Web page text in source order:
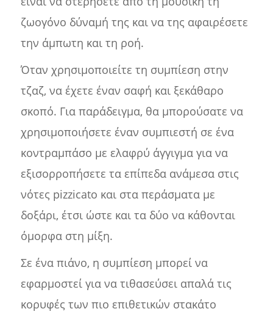
ζωογόνο δύναμή της και να της αφαιρέσετε
την άμπωτη και τη ροή.
Όταν χρησιμοποιείτε τη συμπίεση στην
τζαζ, να έχετε έναν σαφή και ξεκάθαρο
σκοπό. Για παράδειγμα, θα μπορούσατε να
χρησιμοποιήσετε έναν συμπιεστή σε ένα
κοντραμπάσο με ελαφρύ άγγιγμα για να
εξισορροπήσετε τα επίπεδα ανάμεσα στις
νότες pizzicato και στα περάσματα με
δοξάρι, έτσι ώστε και τα δύο να κάθονται
όμορφα στη μίξη.
Σε ένα πιάνο, η συμπίεση μπορεί να
εφαρμοστεί για να τιθασεύσει απαλά τις
κορυφές των πιο επιθετικών στακάτο